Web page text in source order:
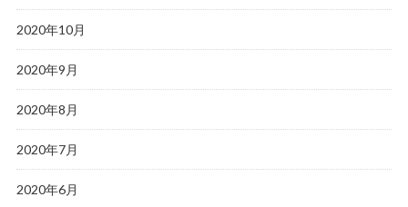
2020年10月
2020年9月
2020年8月
2020年7月
2020年6月